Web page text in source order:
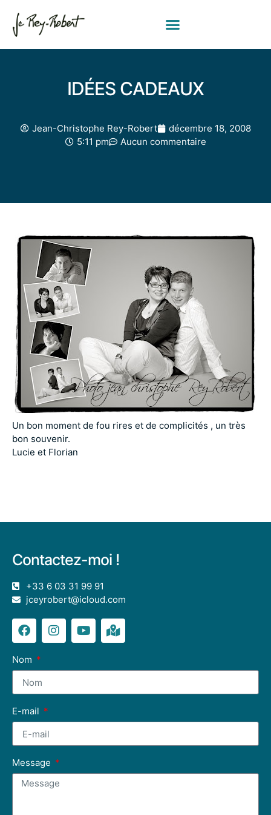
IDÉES CADEAUX
Jean-Christophe Rey-Robert
décembre 18, 2008
5:11 pm
Aucun commentaire
Un bon moment de fou rires et de complicités , un très
bon souvenir.
Lucie et Florian
Contactez-moi !
+33 6 03 31 99 91
jceyrobert@icloud.com
Nom
E-mail
Message